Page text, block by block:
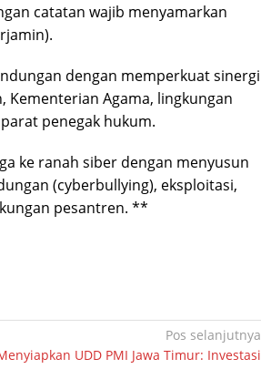
catatan wajib menyamarkan
dengan memperkuat sinergi
Agama, lingkungan
penegak hukum.
ke ranah siber dengan menyusun
(cyberbullying), eksploitasi,
pesantren. **
Pos selanjutnya
UDD PMI Jawa Timur: Investasi